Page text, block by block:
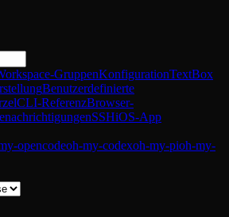
GruppenKonfigurationTextBox
Benutzerdefinierte
CLI-ReferenzBrowser-
SSHiOS-App
opencodeoh-my-codexoh-my-pioh-my-